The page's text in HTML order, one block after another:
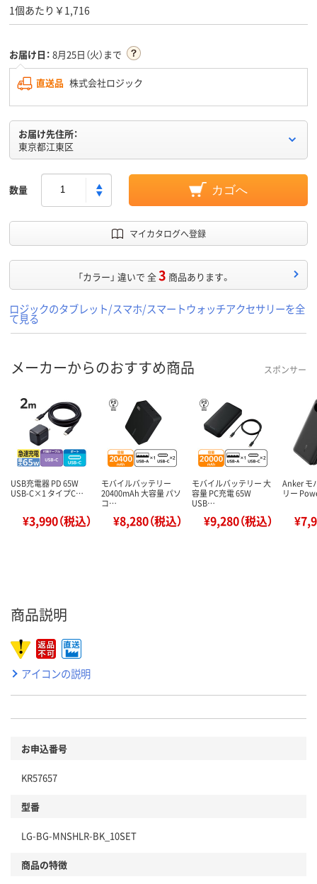
1個あたり￥1,716
お届け日： 8月25日（火）まで
直送品 株式会社ロジック
お届け先住所：
東京都江東区
数量 カゴへ
マイカタログへ登録
「カラー」 違いで 全3 商品あります。
ロジックのタブレット/スマホ/スマートウォッチアクセサリーを全
て見る
メーカーからのおすすめ商品 スポンサー
USB充電器 PD 65W
USB-C×1 タイプC…
¥3,990（税込）
モバイルバッテリー
20400mAh 大容量 パソ
コ…
¥8,280（税込）
モバイルバッテリー 大
容量 PC充電 65W
USB…
¥9,280（税込）
Anker モ
リー
商品説明
アイコンの説明
お申込番号
KR57657
型番
LG-BG-MNSHLR-BK_10SET
商品の特徴